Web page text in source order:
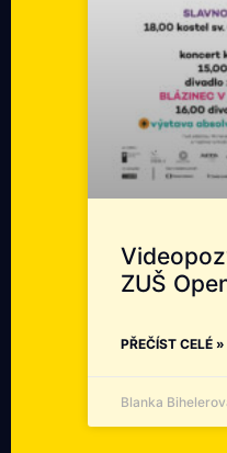
ZUŠ
PŘEČÍST CELÉ »
Blanka